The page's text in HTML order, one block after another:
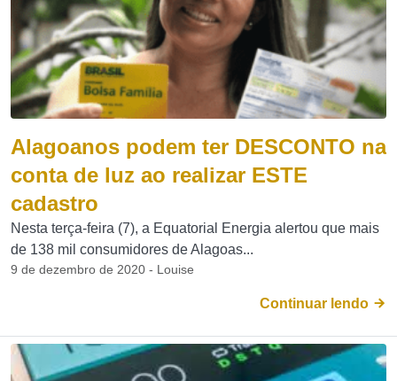
Alagoanos podem ter DESCONTO na
conta de luz ao realizar ESTE
cadastro
Nesta terça-feira (7), a Equatorial Energia alertou que mais
de 138 mil consumidores de Alagoas...
9 de dezembro de 2020 - Louise
Continuar lendo